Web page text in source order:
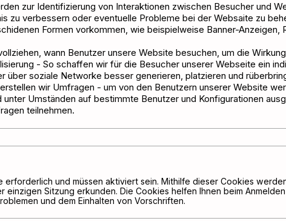
zur Identifizierung von Interaktionen zwischen Besucher und
zu verbessern oder eventuelle Probleme bei der Websaite zu
Formen vorkommen, wie beispielweise Banner-Anzeigen,
wann Benutzer unsere Website besuchen, um die
- So schaffen wir für die Besucher unserer Webseite ein
über soziale Networke besser generieren, platzieren und
wir Umfragen - um von den Benutzern unserer Website
Umständen auf bestimmte Benutzer und Konfigurationen
teilnehmen.
und müssen aktiviert sein. Mithilfe dieser Cookies
Sitzung erkunden. Die Cookies helfen Ihnen beim
und dem Einhalten von Vorschriften.